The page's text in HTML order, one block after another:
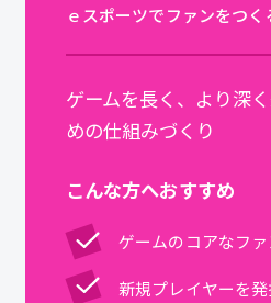
ｅスポーツでファンをつく
ゲームを長く、より深
めの仕組みづくり
こんな方へおすすめ
ゲームのコアなフ
新規プレイヤーを